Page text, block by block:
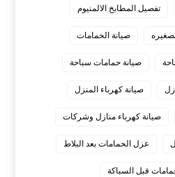
تفصيل المطابخ الالمنيوم
صيانة الحمامات
صيانة حمامات سباحة
صيانة كهرباء المنزل
صيانة كهرباء منازل وشركات
عزل الحمامات بعد البلاط
قبل السباكة